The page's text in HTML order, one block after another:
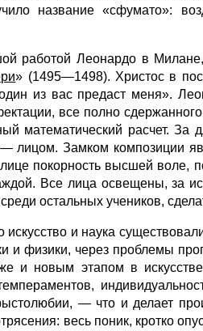
название «сфумато»:
работой Леонардо в
» (1495—1498). Христос в
из вас предаст меня».
все полно
математический расчет.
лицом. Замком композиции
покорность высшей воле,
Все лица освещены, за
остальных учеников,
и наука
и физики, через проблемы
и новым этапом в
— что и делает
весь поник, кротко